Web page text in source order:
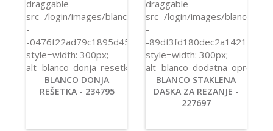
BLANCO DONJA
REŠETKA - 234795
BLANCO STAKLENA
DASKA ZA REZANJE -
227697